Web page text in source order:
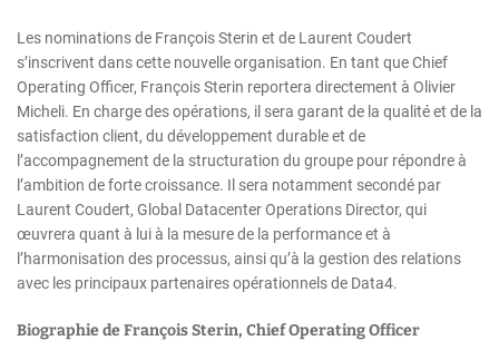
Les nominations de François Sterin et de Laurent Coudert
s’inscrivent dans cette nouvelle organisation. En tant que Chief
Operating Officer, François Sterin reportera directement à Olivier
Micheli. En charge des opérations, il sera garant de la qualité et de la
satisfaction client, du développement durable et de
l’accompagnement de la structuration du groupe pour répondre à
l’ambition de forte croissance. Il sera notamment secondé par
Laurent Coudert, Global Datacenter Operations Director, qui
œuvrera quant à lui à la mesure de la performance et à
l’harmonisation des processus, ainsi qu’à la gestion des relations
avec les principaux partenaires opérationnels de Data4.
Biographie de François Sterin, Chief Operating Officer